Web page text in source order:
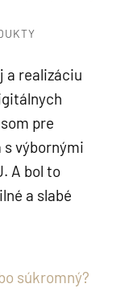
a realizáciu
pre
výbornými
A bol to
a slabé